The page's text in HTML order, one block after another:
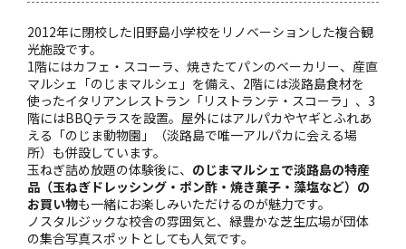
2012年に閉校した旧野島小学校をリノベーションした複合観
光施設です。
1階にはカフェ・スコーラ、焼きたてパンのベーカリー、産直
マルシェ「のじまマルシェ」を備え、2階には淡路島食材を
使ったイタリアンレストラン「リストランテ・スコーラ」、3
階にはBBQテラスを設置。屋外にはアルパカやヤギとふれあ
える「のじま動物園」（淡路島で唯一アルパカに会える場
所）も併設しています。
玉ねぎ詰め放題の体験後に、 のじまマルシェで淡路島の特産
品（玉ねぎドレッシング・ポン酢・焼き菓子・藻塩など）の
お買い物も一緒にお楽しみいただけるのが魅力です。
ノスタルジックな校舎の雰囲気と、緑豊かな芝生広場が団体
の集合写真スポットとしても人気です。